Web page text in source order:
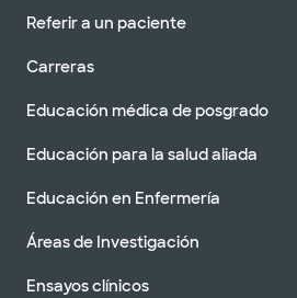
Referir a un paciente
Carreras
Educación médica de posgrado
Educación para la salud aliada
Educación en Enfermería
Áreas de Investigación
Ensayos clínicos